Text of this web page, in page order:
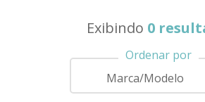
Exibindo 0
Ordenar por